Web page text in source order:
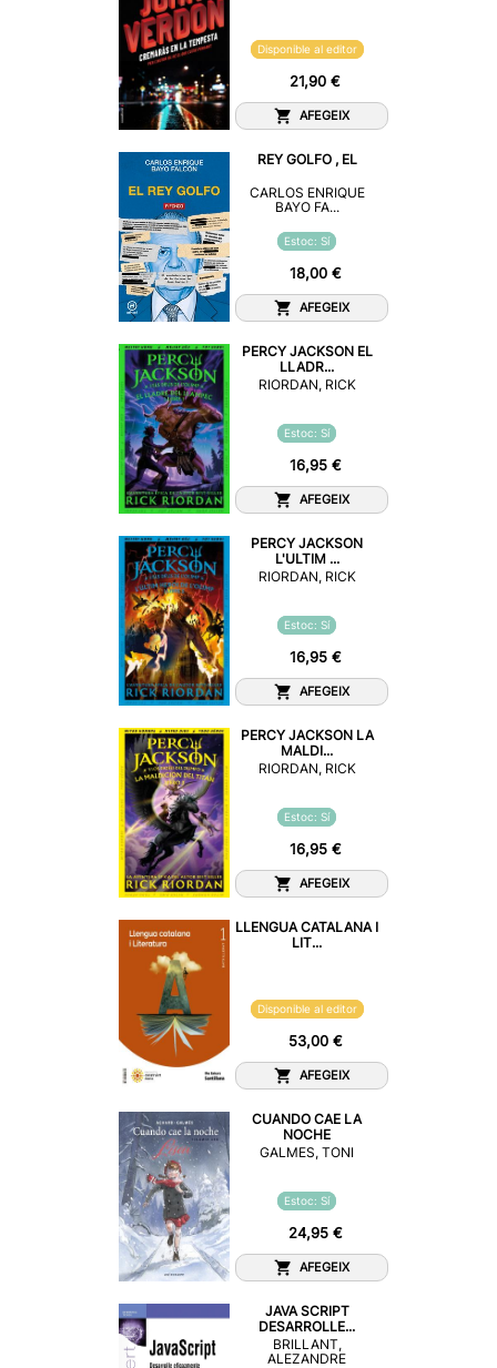
Disponible al editor
21,90 €
AFEGEIX
REY GOLFO , EL
CARLOS ENRIQUE
BAYO FA...
Estoc: Sí
18,00 €
AFEGEIX
PERCY JACKSON EL
LLADR...
RIORDAN, RICK
Estoc: Sí
16,95 €
AFEGEIX
PERCY JACKSON
L'ULTIM ...
RIORDAN, RICK
Estoc: Sí
16,95 €
AFEGEIX
PERCY JACKSON LA
MALDI...
RIORDAN, RICK
Estoc: Sí
16,95 €
AFEGEIX
LLENGUA CATALANA I
LIT...
Disponible al editor
53,00 €
AFEGEIX
CUANDO CAE LA
NOCHE
GALMES, TONI
Estoc: Sí
24,95 €
AFEGEIX
JAVA SCRIPT
DESARROLLE...
BRILLANT,
ALEZANDRE